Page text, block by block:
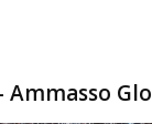
Ammasso